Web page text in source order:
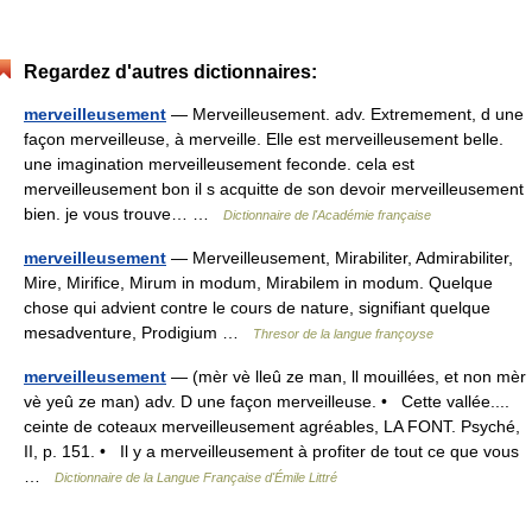
Regardez d'autres dictionnaires:
merveilleusement — Merveilleusement. adv. Extremement, d une
façon merveilleuse, à merveille. Elle est merveilleusement belle.
une imagination merveilleusement feconde. cela est
merveilleusement bon il s acquitte de son devoir merveilleusement
bien. je vous trouve… …
Dictionnaire de l'Académie française
merveilleusement — Merveilleusement, Mirabiliter, Admirabiliter,
Mire, Mirifice, Mirum in modum, Mirabilem in modum. Quelque
chose qui advient contre le cours de nature, signifiant quelque
mesadventure, Prodigium …
Thresor de la langue françoyse
merveilleusement — (mèr vè lleû ze man, ll mouillées, et non mèr
vè yeû ze man) adv. D une façon merveilleuse. • Cette vallée....
ceinte de coteaux merveilleusement agréables, LA FONT. Psyché,
II, p. 151. • Il y a merveilleusement à profiter de tout ce que vous
Dictionnaire de la Langue Française d'Émile Littré